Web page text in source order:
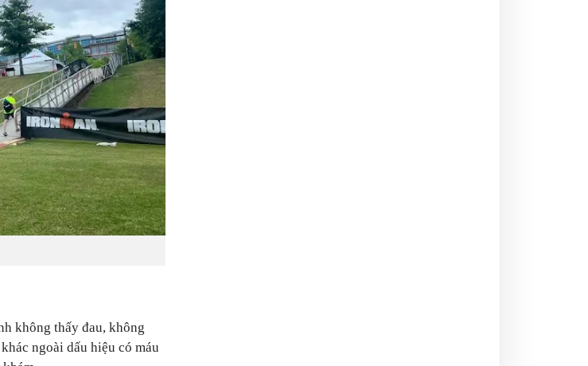
không thấy đau, không
ngoài dấu hiệu có máu